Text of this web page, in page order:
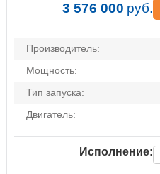
3 576 000 руб.
Производитель:
Мощность:
Тип запуска:
Двигатель:
Исполнение: